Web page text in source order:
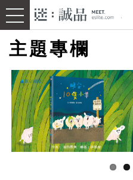
主題專欄